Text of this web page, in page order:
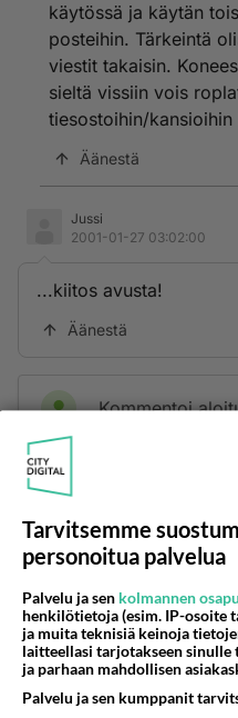
käytössä ja käytän
posteihin. Tärkeintä
viestit takaisin.
sieltä vissiin vois
tiesostoihin/
Äänestä
Jussi
2001-01-27 03:02:00
...kiitos avusta!
Äänestä
Kommentoi
LUETUIMMAT
PÄIVÄ VIIKKO KUUKAUSI
Tarvitsemme
personoitua palvelua
Palvelu ja sen kolmannen
henkilötietoja (esim. IP-osoite
ja muita teknisiä keinoja
laitteellasi tarjotakseen
ja parhaan mahdollisen
Palvelu ja sen kumppanit